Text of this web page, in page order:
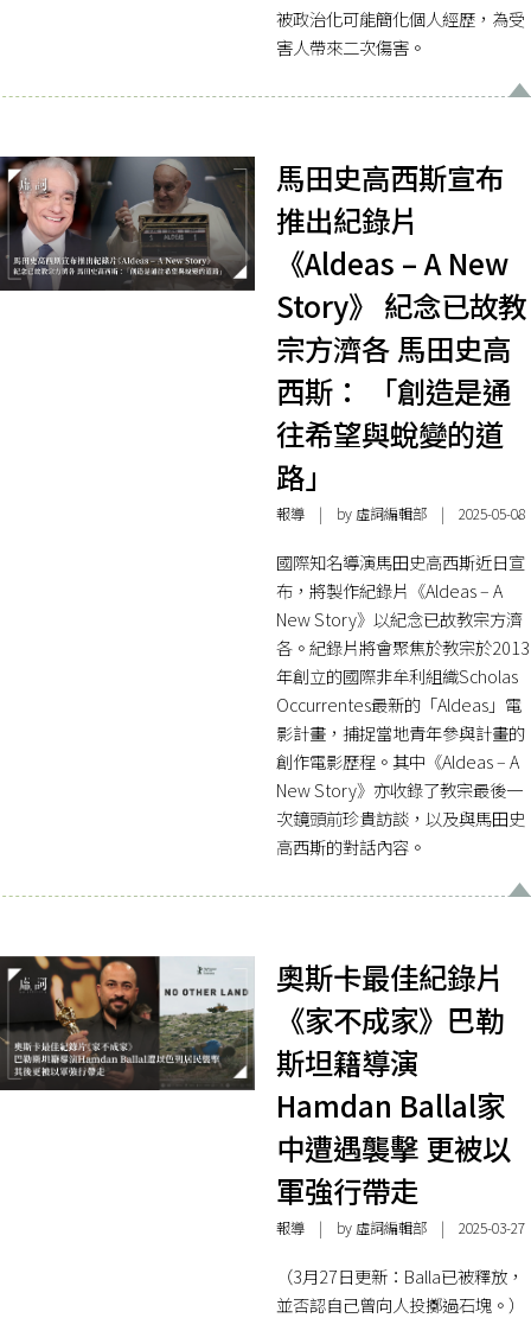
被政治化可能簡化個人經歷，為受
害人帶來二次傷害。
馬田史高西斯宣布
推出紀錄片
《Aldeas – A New
Story》 紀念已故教
宗方濟各 馬田史高
西斯： 「創造是通
往希望與蛻變的道
路」
報導| by 虛詞編輯部 | 2025-05-08
國際知名導演馬田史高西斯近日宣
布，將製作紀錄片《Aldeas – A
New Story》以紀念已故教宗方濟
各。紀錄片將會聚焦於教宗於2013
年創立的國際非牟利組織Scholas
Occurrentes最新的「Aldeas」電
影計畫，捕捉當地青年參與計畫的
創作電影歷程。其中《Aldeas – A
New Story》亦收錄了教宗最後一
次鏡頭前珍貴訪談，以及與馬田史
高西斯的對話內容。
奧斯卡最佳紀錄片
《家不成家》巴勒
斯坦籍導演
Hamdan Ballal家
中遭遇襲擊 更被以
軍強行帶走
報導| by 虛詞編輯部 | 2025-03-27
（3月27日更新：Balla已被釋放，
並否認自己曾向人投擲過石塊。）